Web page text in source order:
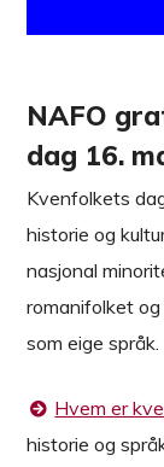
NAFO
dag 16.
Kvenfolkets
historie og
nasjonal
romanifolket
som eige språk.
Hvem er
historie og